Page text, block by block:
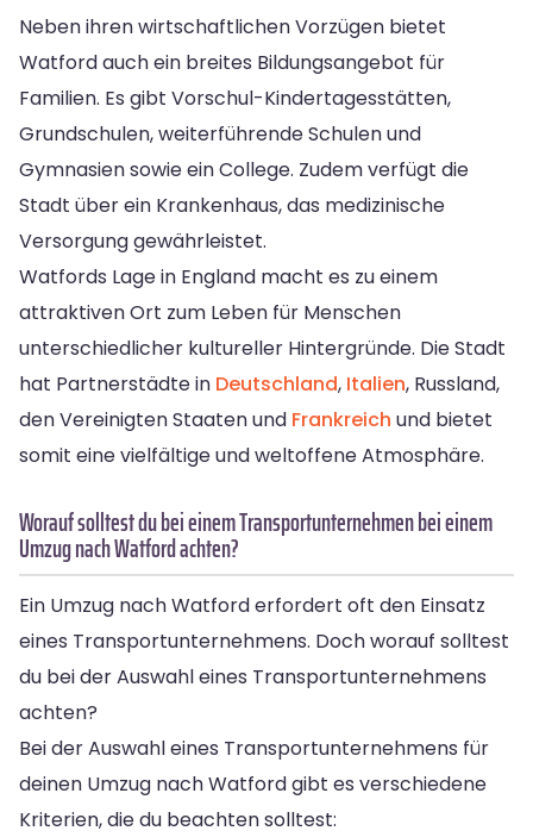
Neben ihren wirtschaftlichen Vorzügen bietet
Watford auch ein breites Bildungsangebot für
Familien. Es gibt Vorschul-Kindertagesstätten,
Grundschulen, weiterführende Schulen und
Gymnasien sowie ein College. Zudem verfügt die
Stadt über ein Krankenhaus, das medizinische
Versorgung gewährleistet.
Watfords Lage in England macht es zu einem
attraktiven Ort zum Leben für Menschen
unterschiedlicher kultureller Hintergründe. Die Stadt
hat Partnerstädte in Deutschland, Italien, Russland,
den Vereinigten Staaten und Frankreich und bietet
somit eine vielfältige und weltoffene Atmosphäre.
Worauf solltest du bei einem Transportunternehmen bei einem
Umzug nach Watford achten?
Ein Umzug nach Watford erfordert oft den Einsatz
eines Transportunternehmens. Doch worauf solltest
du bei der Auswahl eines Transportunternehmens
achten?
Bei der Auswahl eines Transportunternehmens für
deinen Umzug nach Watford gibt es verschiedene
Kriterien, die du beachten solltest: